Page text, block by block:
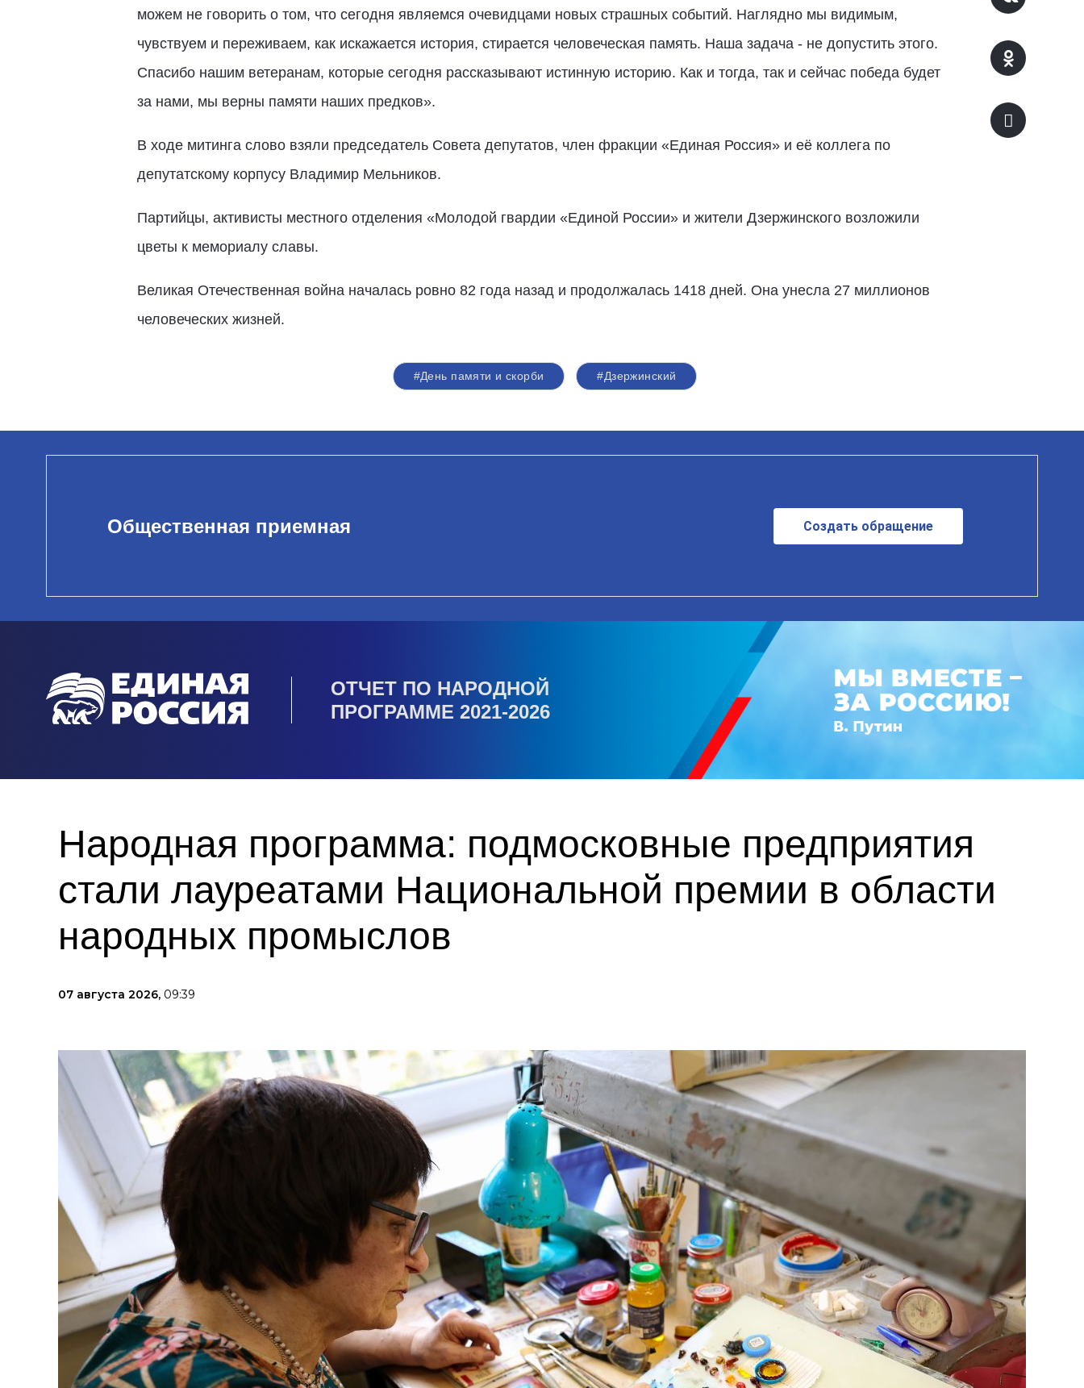
можем не говорить о том, что сегодня являемся очевидцами новых страшных событий. Наглядно мы видимым,
чувствуем и переживаем, как искажается история, стирается человеческая память. Наша задача - не допустить этого.
Спасибо нашим ветеранам, которые сегодня рассказывают истинную историю. Как и тогда, так и сейчас победа будет
за нами, мы верны памяти наших предков».
В ходе митинга слово взяли председатель Совета депутатов, член фракции «Единая Россия» и её коллега по
депутатскому корпусу Владимир Мельников.
Партийцы, активисты местного отделения «Молодой гвардии «Единой России» и жители Дзержинского возложили
цветы к мемориалу славы.
Великая Отечественная война началась ровно 82 года назад и продолжалась 1418 дней. Она унесла 27 миллионов
человеческих жизней.
#День памяти и скорби #Дзержинский
Общественная приемная Создать обращение
ОТЧЕТ ПО НАРОДНОЙ
ПРОГРАММЕ 2021-2026
Народная программа: подмосковные предприятия
стали лауреатами Национальной премии в области
народных промыслов
07 августа 2026, 09:39